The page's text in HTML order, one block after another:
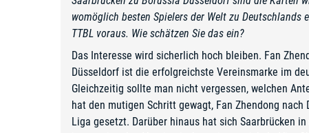
womöglich besten Spielers der Welt zu Deutschlands
TTBL voraus. Wie schätzen Sie das ein?
Das Interesse wird sicherlich hoch bleiben. Fan
Düsseldorf ist die erfolgreichste Vereinsmarke im
Gleichzeitig sollte man nicht vergessen, welchen
hat den mutigen Schritt gewagt, Fan Zhendong
Liga gesetzt. Darüber hinaus hat sich Saarbrücken